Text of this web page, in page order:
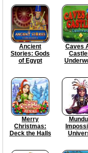
Ancient
Stories: Gods
of Egypt
Caves
Merry
Christmas:
Deck the Halls